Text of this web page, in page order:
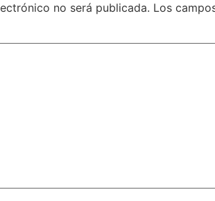
no será publicada. Los